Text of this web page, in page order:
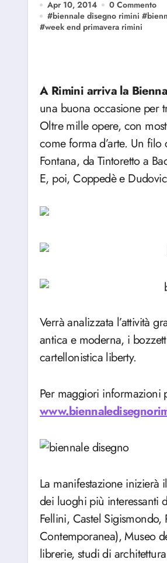
Apr 10, 2014
0 Commento
#biennale disegno rimini #
#week end primavera rimini
A Rimini arriva la
una buona occasione per
Oltre mille opere, con
come forma d’arte. Un
Fontana, da Tintoretto a
E, poi, Coppedè e
Verrà analizzata l’attività
antica e moderna, i
cartellonistica liberty.
Per maggiori informazioni
La manifestazione
dei luoghi più interessanti
Fellini, Castel Sigismondo,
Contemporanea), Museo
librerie, studi di